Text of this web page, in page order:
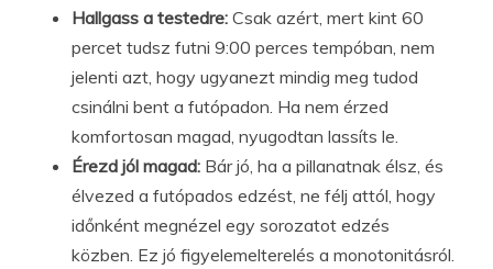
Hallgass a testedre: Csak azért, mert kint 60
percet tudsz futni 9:00 perces tempóban, nem
jelenti azt, hogy ugyanezt mindig meg tudod
csinálni bent a futópadon. Ha nem érzed
komfortosan magad, nyugodtan lassíts le.
Érezd jól magad: Bár jó, ha a pillanatnak élsz, és
élvezed a futópados edzést, ne félj attól, hogy
időnként megnézel egy sorozatot edzés
közben. Ez jó figyelemelterelés a monotonitásról.